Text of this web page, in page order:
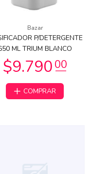
Bazar
P/DETERGENTE
ML TRIUM BLANCO
COMPRAR